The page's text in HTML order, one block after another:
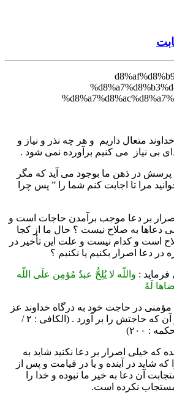
متعال داریم و هر چه نذر و نیاز و
بی نیاز می کنیم برآورده نمی شود .
در ذهن ما بوجود می آید که مگر
مرا تا اجابت کنم شما را ” پس چرا
بر دعا موجب برآمدن حاجات است و
دعاها به صلاح نیست ؟ حال ما از کجا
است و کدام نیست و علت این تأخیر در
دعا اصرار بکنیم یا نکنیم ؟
فرماید : واللّه لا یُلِحُّ عبدٌ مُؤمِن علَى اللّه
لَهُ
مؤمنى در حاجت خود به درگاه خداوند عز
و جل اصرار نورزد ، مگر آن که حاجتش را بر آورد . (الکافی : ۲ /
که خیلی اصرار بر دعا نکنید شاید به
شاید در آینده و یا در قیامت و پس از
آن دعا به خیر ما نبوده و خدا را
نکرده است.